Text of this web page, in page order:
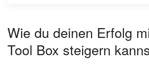
Wie du deinen Erfolg
Tool Box steigern